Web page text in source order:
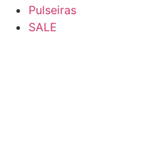
Pulseiras
SALE